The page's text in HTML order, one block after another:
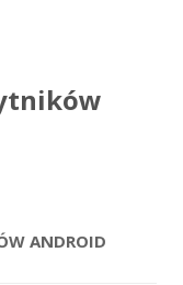
do treści
ANDROID